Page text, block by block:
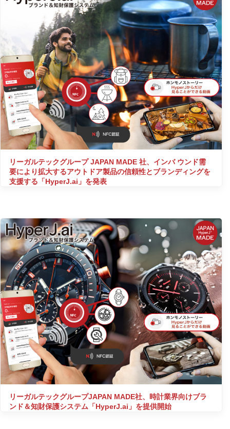
リーガルテックグループ JAPAN MADE 社、インバ ウンド需
要により拡大するアウトドア製品の信頼性とブランディングを
支援する「HyperJ.ai」を発表
リーガルテックグループJAPAN MADE社、時計業界向けブラ
ンド＆知財保護システム「HyperJ.ai」を提供開始